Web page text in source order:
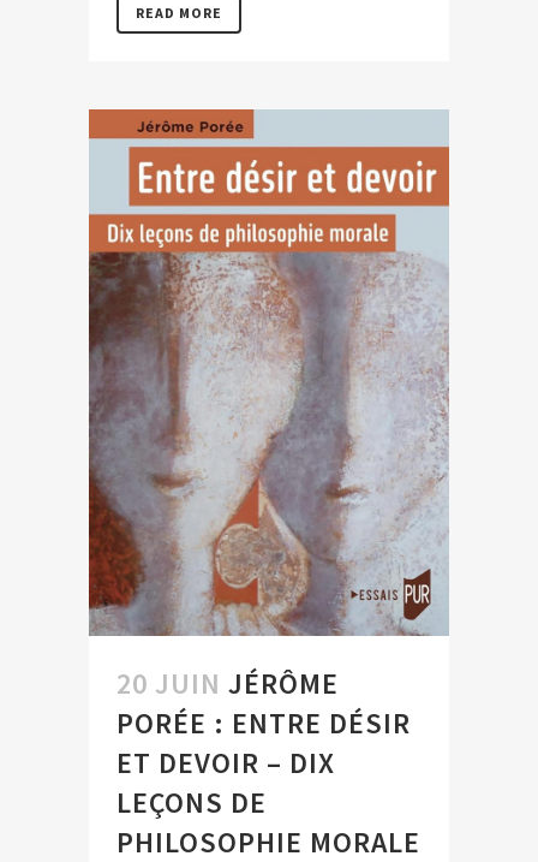
READ MORE
20 JUIN JÉRÔME
PORÉE : ENTRE DÉSIR
ET DEVOIR – DIX
LEÇONS DE
PHILOSOPHIE MORALE